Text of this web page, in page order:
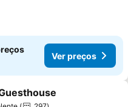
Ver preços
aos favoritos